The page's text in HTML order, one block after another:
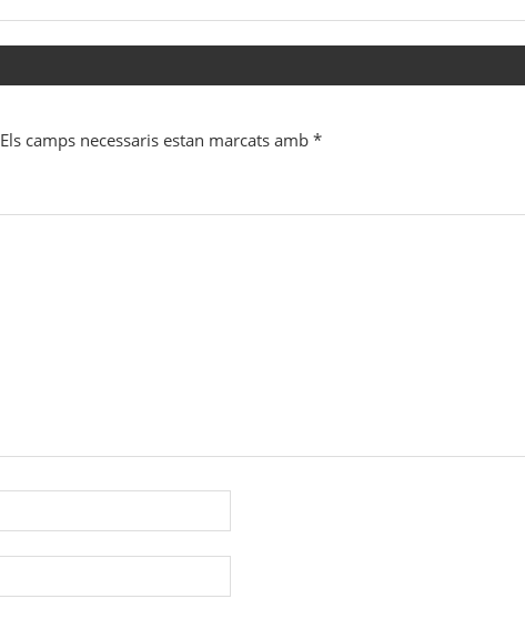
Els camps necessaris estan marcats amb *